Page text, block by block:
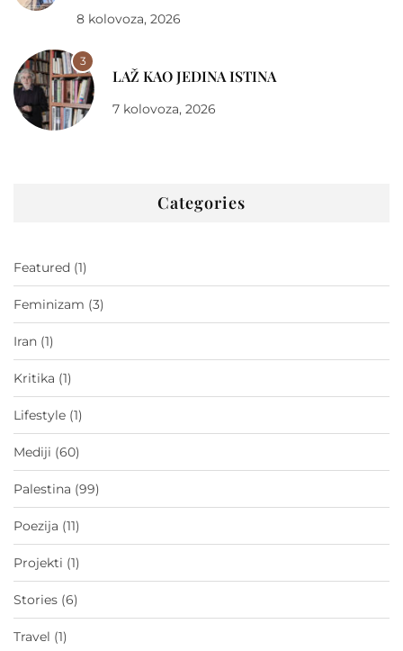
8 kolovoza, 2026
3
LAŽ KAO JEDINA ISTINA
7 kolovoza, 2026
Categories
Featured (1)
Feminizam (3)
Iran (1)
Kritika (1)
Lifestyle (1)
Mediji (60)
Palestina (99)
Poezija (11)
Projekti (1)
Stories (6)
Travel (1)